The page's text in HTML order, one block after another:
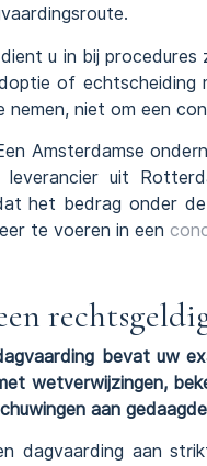
u in bij
of echtscheiding
nemen, niet om een
Amsterdamse
uit
het bedrag onder
te voeren in een
bevat uw
wetverwijzingen,
aan
dagvaarding aan